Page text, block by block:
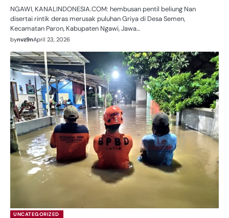
NGAWI, KANALINDONESIA.COM: hembusan pentil beliung Nan
disertai rintik deras merusak puluhan Griya di Desa Semen,
Kecamatan Paron, Kabupaten Ngawi, Jawa…
bynvz9nApril 23, 2026
UNCATEGORIZED